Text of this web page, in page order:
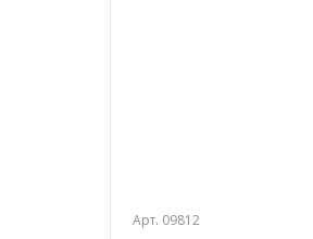
Арт. 09812